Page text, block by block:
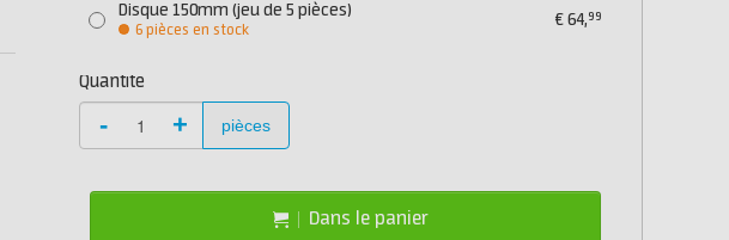
Disque 150mm (jeu de 5 pièces)
6 pièces en stock
€64,99
Quantité
- + pièces
Dans le panier